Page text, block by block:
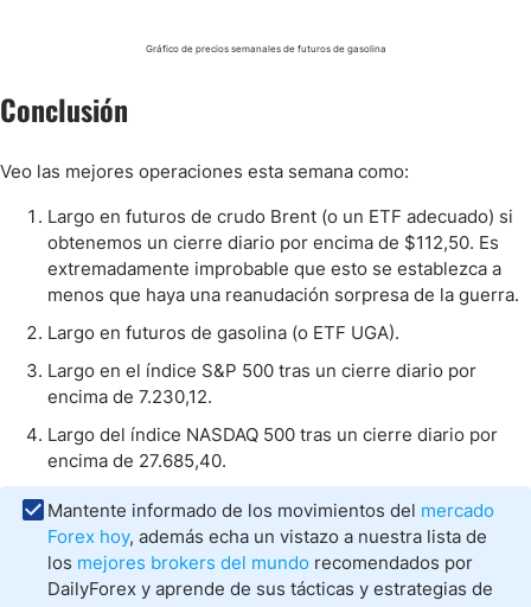
Gráfico de precios semanales de futuros de gasolina
Conclusión
Veo las mejores operaciones esta semana como:
Largo en futuros de crudo Brent (o un ETF adecuado) si
obtenemos un cierre diario por encima de $112,50. Es
extremadamente improbable que esto se establezca a
menos que haya una reanudación sorpresa de la guerra.
Largo en futuros de gasolina (o ETF UGA).
Largo en el índice S&P 500 tras un cierre diario por
encima de 7.230,12.
Largo del índice NASDAQ 500 tras un cierre diario por
encima de 27.685,40.
Mantente informado de los movimientos del mercado
Forex hoy, además echa un vistazo a nuestra lista de
los mejores brokers del mundo recomendados por
DailyForex y aprende de sus tácticas y estrategias de